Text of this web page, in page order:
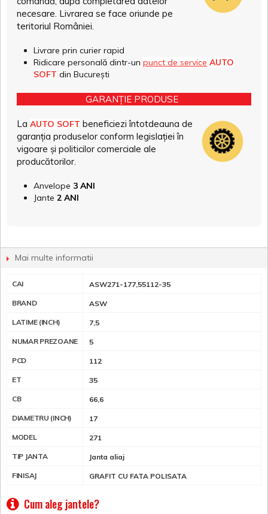
necesare. Livrarea se face oriunde pe
teritoriul României.
Livrare prin curier rapid
Ridicare personală dintr-un punct de service AUTO
SOFT din București
GARANȚIE PRODUSE
La AUTO SOFT beneficiezi întotdeauna de
garanția produselor conform legislației în
vigoare și politicilor comerciale ale
producătorilor.
Anvelope 3 ANI
Jante 2 ANI
Mai multe informatii
CAI ASW271-177,55112-35
BRAND ASW
LATIME (INCH) 7,5
NUMAR PREZOANE 5
PCD 112
ET 35
CB 66,6
DIAMETRU (INCH) 17
MODEL 271
TIP JANTA Janta aliaj
FINISAJ GRAFIT CU FATA POLISATA
Cum aleg jantele?